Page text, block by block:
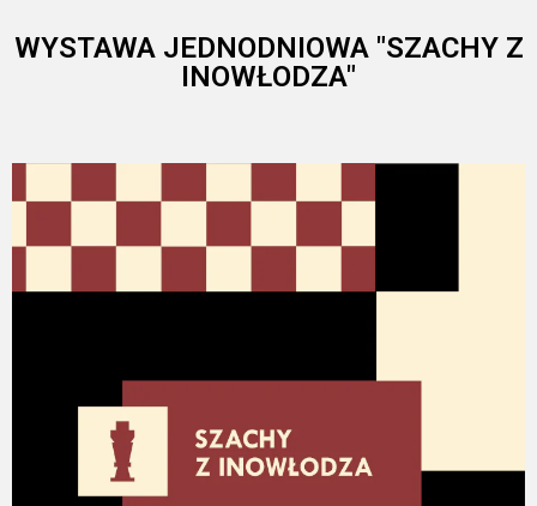
WYSTAWA JEDNODNIOWA "SZACHY Z
INOWŁODZA"